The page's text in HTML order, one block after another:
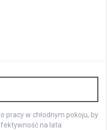
pracy w chłodnym pokoju, by
na lata